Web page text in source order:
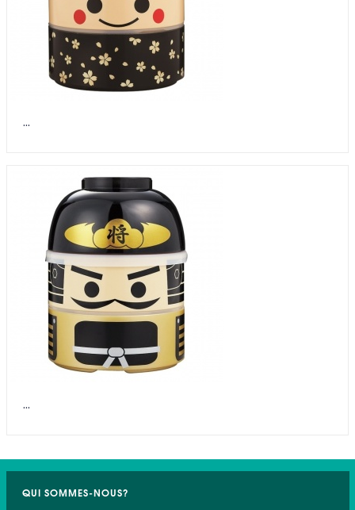
...
...
QUI SOMMES-NOUS?